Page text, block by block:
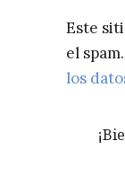
Este
el spam.
los